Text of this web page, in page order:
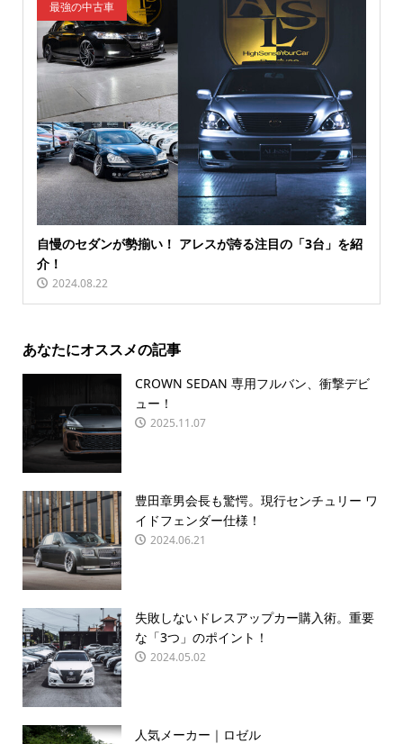
最強の中古車
自慢のセダンが勢揃い！ アレスが誇る注目の「3台」を紹
介！
2024.08.22
あなたにオススメの記事
CROWN SEDAN 専用フルバン、衝撃デビ
ュー！
2025.11.07
豊田章男会長も驚愕。現行センチュリー ワ
イドフェンダー仕様！
2024.06.21
失敗しないドレスアップカー購入術。重要
な「3つ」のポイント！
2024.05.02
人気メーカー｜ロゼル